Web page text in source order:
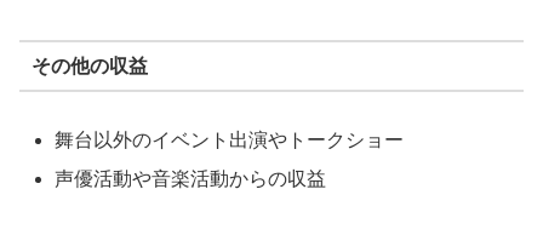
その他の収益
舞台以外のイベント出演やトークショー
声優活動や音楽活動からの収益